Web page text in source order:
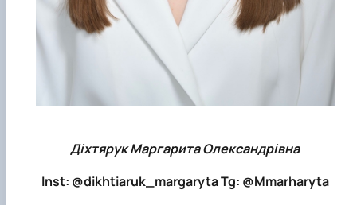
Діхтярук Маргарита Олександрівна
Inst: @dikhtiaruk_margaryta Tg: @Mmarharyta